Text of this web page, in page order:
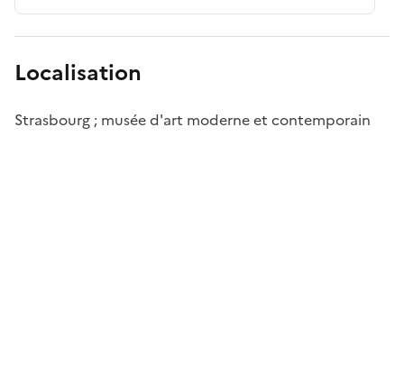
Localisation
Strasbourg ; musée d'art moderne et contemporain